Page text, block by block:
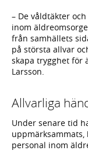
– De våldtäkter
inom
från samhällets
på största allvar
skapa trygghet för
Larsson.
Allvarliga
Under senare tid
personal inom